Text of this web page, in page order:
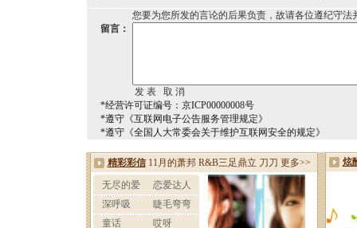
您要为您所发的言论的后果负责，故请各位遵纪守法
留言：
*经营许可证编号：京ICP00000008号
*遵守《互联网电子公告服务管理规定》
*遵守《全国人大常委会关于维护互联网安全的规定》